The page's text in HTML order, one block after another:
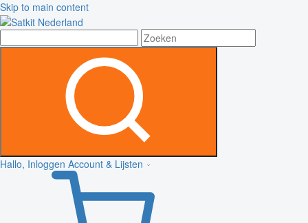
Skip to main content
Hallo, Inloggen Account & Lijsten